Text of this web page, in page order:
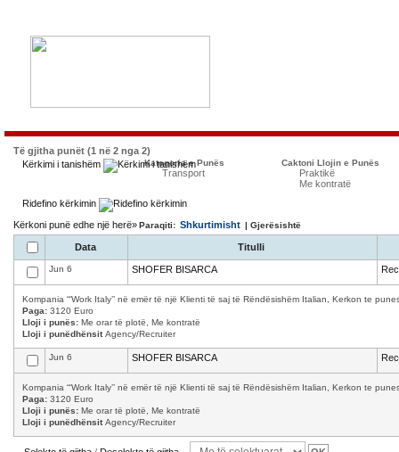
Të gjitha punët (1 në 2 nga 2)
Kërkimi i tanishëm
Kategoria e Punës
Transport
Caktoni Llojin e Punës
Praktikë
Me kontratë
Ridefino kërkimin
Kërkoni punë edhe një herë»Paraqiti: Shkurtimisht | Gjerësishtë
Data Titulli
Jun 6 SHOFER BISARCA
Kompania “‘Work Italy’’ në emër të një Klienti të saj të Rëndësishëm Italian, Kerkon te
Paga: 3120 Euro
Lloji i punës: Me orar të plotë, Me kontratë
Lloji i punëdhënsitAgency/Recruiter
Jun 6 SHOFER BISARCA
Kompania “‘Work Italy’’ në emër të një Klienti të saj të Rëndësishëm Italian, Kerkon te
Paga: 3120 Euro
Lloji i punës: Me orar të plotë, Me kontratë
Lloji i punëdhënsitAgency/Recruiter